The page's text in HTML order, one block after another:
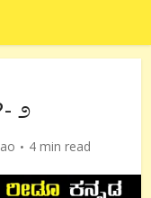
೨
4 min read